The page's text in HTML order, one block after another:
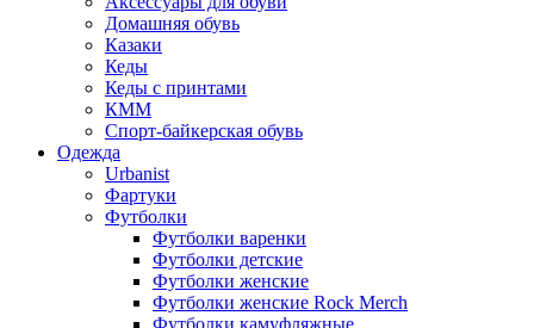
Домашняя обувь
Казаки
Кеды
Кеды с принтами
КММ
Спорт-байкерская обувь
Одежда
Urbanist
Фартуки
Футболки
Футболки варенки
Футболки детские
Футболки женские
Футболки женские Rock Merch
Футболки камуфляжные